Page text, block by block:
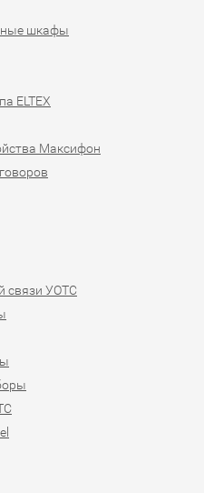
шкафы
ELTEX
Максифон
связи УОТС